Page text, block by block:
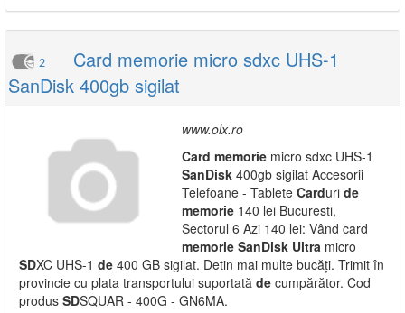
2
Card memorie micro sdxc UHS-1
SanDisk 400gb sigilat
www.olx.ro
Card memorie micro sdxc UHS-1
SanDisk 400gb sigilat Accesorii
Telefoane - Tablete Carduri de
memorie 140 lei Bucuresti,
Sectorul 6 Azi 140 lei: Vând card
memorie SanDisk Ultra micro
SDXC UHS-1 de 400 GB sigilat. Detin mai multe bucăți. Trimit în
provincie cu plata transportului suportată de cumpărător. Cod
produs SDSQUAR - 400G - GN6MA.